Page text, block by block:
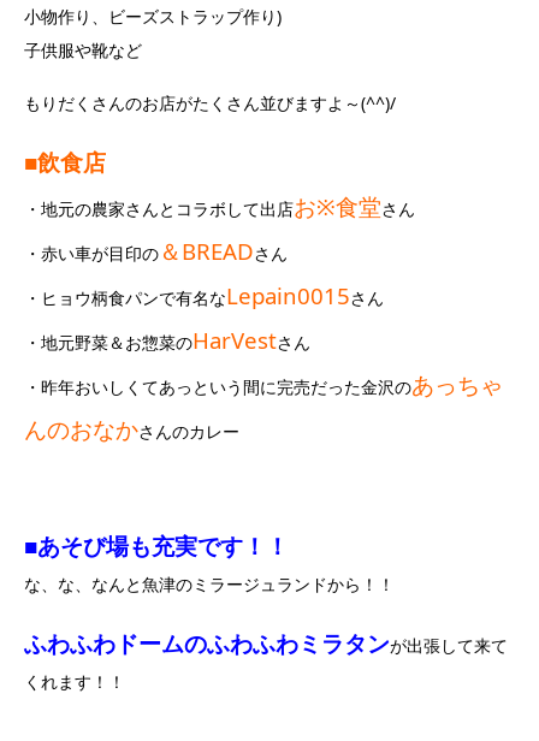
小物作り、ビーズストラップ作り)
子供服や靴など
もりだくさんのお店がたくさん並びますよ～(^^)/
■飲食店
・地元の農家さんとコラボして出店お※食堂さん
・赤い車が目印の ＆BREADさん
・ヒョウ柄食パンで有名なLepain0015さん
・地元野菜＆お惣菜のHarVestさん
・昨年おいしくてあっという間に完売だった金沢のあっちゃ
んのおなかさんのカレー
■あそび場も充実です！！
な、な、なんと魚津のミラージュランドから！！
ふわふわドームのふわふわミラタンが出張して来て
くれます！！